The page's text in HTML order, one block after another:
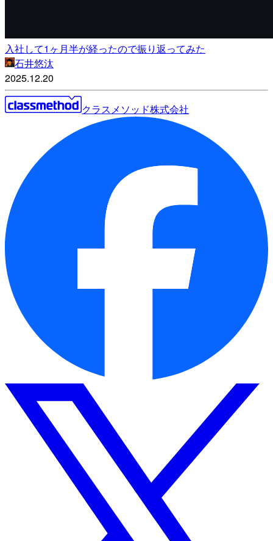
入社して1ヶ月半が経ったので振り返ってみた
石井悠汰
2025.12.20
クラスメソッド株式会社